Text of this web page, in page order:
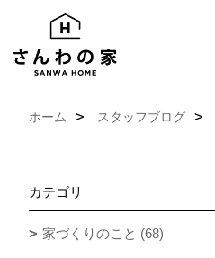
ホーム スタッフブログ
カテゴリ
家づくりのこと (68)